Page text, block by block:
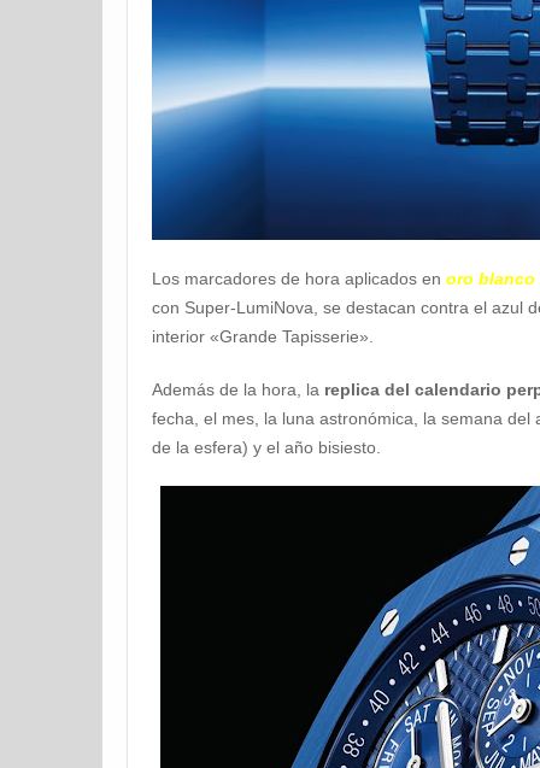
Los marcadores de hora aplicados en oro blanco
con Super-LumiNova, se destacan contra el azul
interior «Grande Tapisserie».
Además de la hora, la replica del calendario
fecha, el mes, la luna astronómica, la semana
de la esfera) y el año bisiesto.